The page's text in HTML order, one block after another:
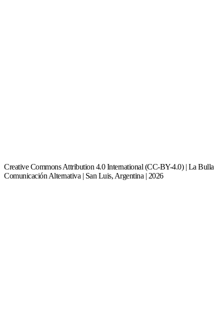
Creative Commons Attribution 4.0 International (CC-BY-4.0) | La Bulla
Comunicación Alternativa | San Luis, Argentina | 2026